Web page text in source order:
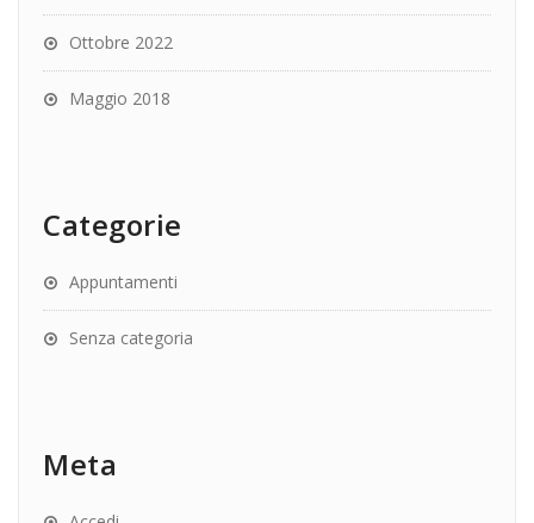
Ottobre 2022
Maggio 2018
Categorie
Appuntamenti
Senza categoria
Meta